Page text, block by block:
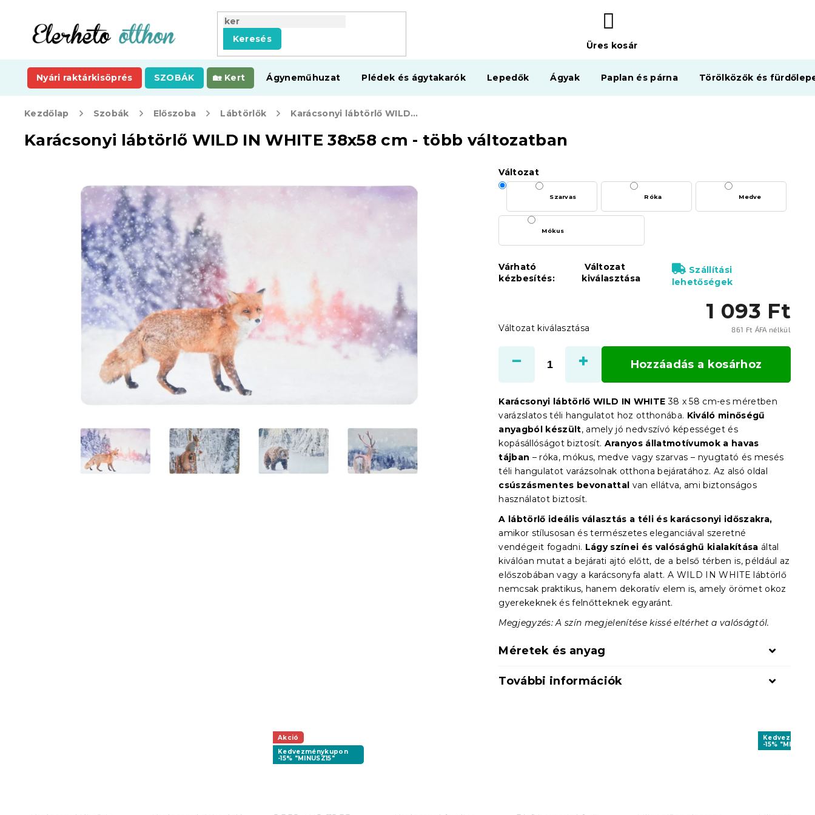
tartalomhoz
Keresés
KOSÁR
Üres kosár
Nyári raktárkisöprés SZOBÁK Kert Ágyneműhuzat Plédek és ágytakarók Lepedők Ágyak Paplan és párna Törölközők és
Kezdőlap Szobák Előszoba Lábtörlők Karácsonyi lábtörlő WILD IN WHITE 38x58 cm - több változatban
Karácsonyi lábtörlő WILD IN WHITE 38x58 cm - több változatban
1 093 Ft
861 Ft ÁFA nélkül
Változat kiválasztása
Változat
Szarvas Róka Medve
Mókus
Várható
kézbesítés:
Változat
kiválasztása
Szállítási
lehetőségek
Hozzáadás a kosárhoz
Karácsonyi lábtörlő WILD IN WHITE 38 x 58 cm-es méretben
varázslatos téli hangulatot hoz otthonába. Kiváló minőségű
anyagból készült, amely jó nedvszívó képességet és
kopásállóságot biztosít. Aranyos állatmotívumok a havas
tájban – róka, mókus, medve vagy szarvas – nyugtató és mesés
téli hangulatot varázsolnak otthona bejáratához. Az alsó oldal
csúszásmentes bevonattal van ellátva, ami biztonságos
használatot biztosít.
A lábtörlő ideális választás a téli és karácsonyi időszakra,
amikor stílusosan és természetes eleganciával szeretné
vendégeit fogadni. Lágy színei és valósághű kialakítása által
kiválóan mutat a bejárati ajtó előtt, de a belső térben is, például az
előszobában vagy a karácsonyfa alatt. A WILD IN WHITE lábtörlő
nemcsak praktikus, hanem dekoratív elem is, amely örömet okoz
gyerekeknek és felnőtteknek egyaránt.
Megjegyzés: A szín megjelenítése kissé eltérhet a valóságtól.
Méretek és anyag
További információk
Akció
Kedvezménykupon
-15% "MINUSZ15"
-15%